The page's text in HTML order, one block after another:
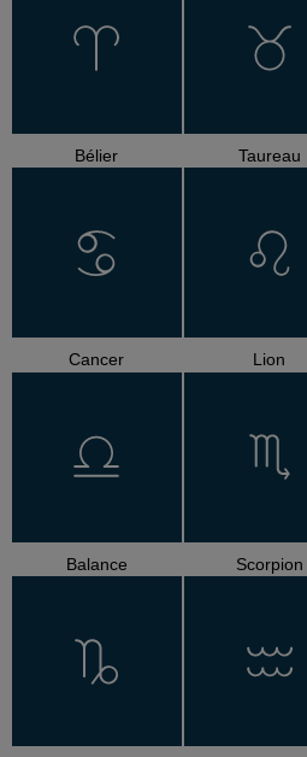
Bélier Taureau
Cancer Lion
Balance Scorpion